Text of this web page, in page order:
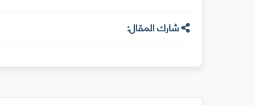
شارك المقال: